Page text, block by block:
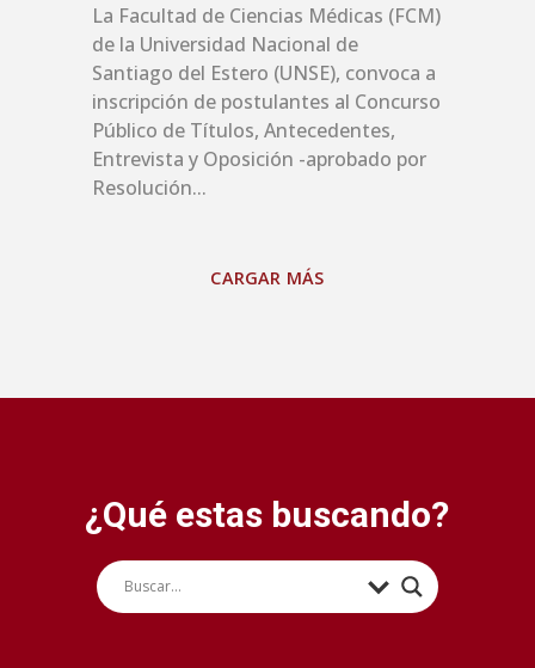
La Facultad de Ciencias Médicas (FCM)
de la Universidad Nacional de
Santiago del Estero (UNSE), convoca a
inscripción de postulantes al Concurso
Público de Títulos, Antecedentes,
Entrevista y Oposición -aprobado por
Resolución...
CARGAR MÁS
¿Qué estas buscando?